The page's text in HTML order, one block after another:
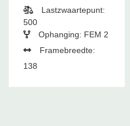
Lastzwaartepunt:
500
Ophanging: FEM 2
Framebreedte:
138